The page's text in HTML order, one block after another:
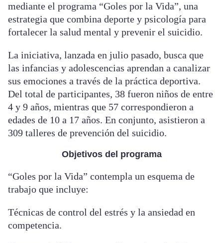
mediante el programa “Goles por la Vida”, una
estrategia que combina deporte y psicología para
fortalecer la salud mental y prevenir el suicidio.
La iniciativa, lanzada en julio pasado, busca que
las infancias y adolescencias aprendan a canalizar
sus emociones a través de la práctica deportiva.
Del total de participantes, 38 fueron niños de entre
4 y 9 años, mientras que 57 correspondieron a
edades de 10 a 17 años. En conjunto, asistieron a
309 talleres de prevención del suicidio.
Objetivos del programa
“Goles por la Vida” contempla un esquema de
trabajo que incluye:
Técnicas de control del estrés y la ansiedad en
competencia.